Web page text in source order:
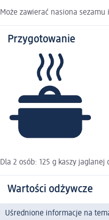
Może zawierać nasiona
Przygotowanie
Dla 2 osób: 125 g kaszy jaglanej
Wartości odżywcze
Uśrednione informacje na